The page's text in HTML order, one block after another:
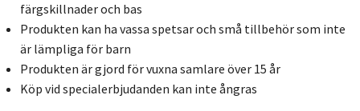
färgskillnader och bas
Produkten kan ha vassa spetsar och små tillbehör som inte
är lämpliga för barn
Produkten är gjord för vuxna samlare över 15 år
Köp vid specialerbjudanden kan inte ångras